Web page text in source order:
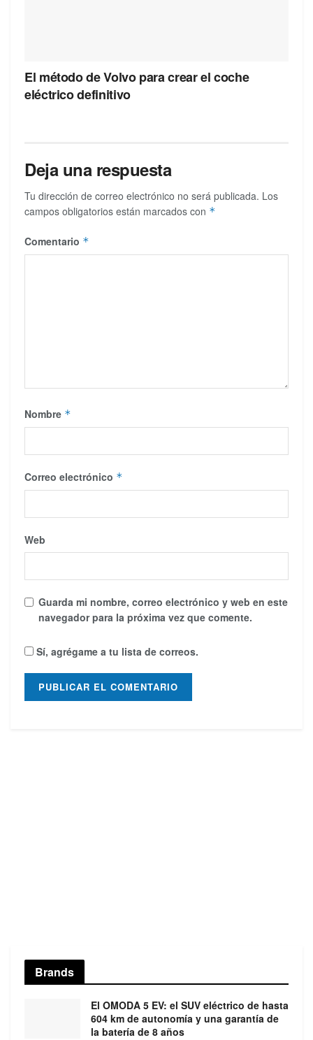
El método de Volvo para crear el coche
eléctrico definitivo
Deja una respuesta
Tu dirección de correo electrónico no será publicada. Los
campos obligatorios están marcados con *
Comentario *
Nombre *
Correo electrónico *
Web
Guarda mi nombre, correo electrónico y web en este
navegador para la próxima vez que comente.
Sí, agrégame a tu lista de correos.
Brands
El OMODA 5 EV: el SUV eléctrico de hasta
604 km de autonomía y una garantía de
la batería de 8 años